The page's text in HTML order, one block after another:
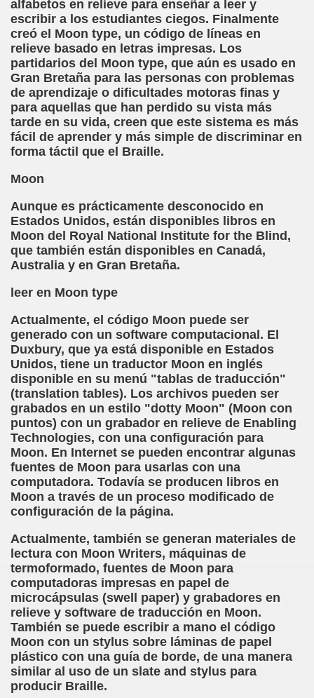
alfabetos en relieve para enseñar a leer y
escribir a los estudiantes ciegos. Finalmente
creó el Moon type, un código de líneas en
relieve basado en letras impresas. Los
partidarios del Moon type, que aún es usado en
Gran Bretaña para las personas con problemas
de aprendizaje o dificultades motoras finas y
para aquellas que han perdido su vista más
tarde en su vida, creen que este sistema es más
fácil de aprender y más simple de discriminar en
forma táctil que el Braille.
Moon
Aunque es prácticamente desconocido en
Estados Unidos, están disponibles libros en
Moon del Royal National Institute for the Blind,
que también están disponibles en Canadá,
Australia y en Gran Bretaña.
leer en Moon type
Actualmente, el código Moon puede ser
generado con un software computacional. El
Duxbury, que ya está disponible en Estados
Unidos, tiene un traductor Moon en inglés
disponible en su menú "tablas de traducción"
(translation tables). Los archivos pueden ser
grabados en un estilo "dotty Moon" (Moon con
puntos) con un grabador en relieve de Enabling
Technologies, con una configuración para
Moon. En Internet se pueden encontrar algunas
fuentes de Moon para usarlas con una
computadora. Todavía se producen libros en
Moon a través de un proceso modificado de
configuración de la página.
Actualmente, también se generan materiales de
lectura con Moon Writers, máquinas de
termoformado, fuentes de Moon para
computadoras impresas en papel de
microcápsulas (swell paper) y grabadores en
relieve y software de traducción en Moon.
También se puede escribir a mano el código
Moon con un stylus sobre láminas de papel
plástico con una guía de borde, de una manera
similar al uso de un slate and stylus para
producir Braille.
el Alumnado y Carta del Director a los padres (Col.
Braille Como Medio de Lectura y Escritura (Dr. Phil
(Àngel Mas Parera)
(Alberto Gil)
Gil)
Barcelona (Àngel Mas Parera)
Centenera)
Figueroa)
4 de Enero de 2016 (Alberto gil)
Valentines)
(Associació Catalana per a la Integració del Cec)
Ordóñez)
Jesús Cañamares)
gil)
Rodríguez (Francesc Miñana)
Jesús Cañamares)
Baja Visión, del Libro Nada sobre Nosotros sin
la Franqueza (Sergio Gay Laudes)
Companyia de Músics Cecs en 1647 (Arxiu Històric de